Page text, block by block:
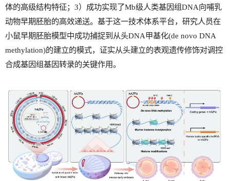
体的高级结构特征；3）成功实现了Mb级人类基因组DNA向哺乳
动物早期胚胎的高效递送。基于这一技术体系平台，研究人员在
小鼠早期胚胎模型中成功捕捉到从头DNA甲基化(de novo DNA
methylation)的建立的模式，证实从头建立的表观遗传修饰对调控
合成基因组基因转录的关键作用。